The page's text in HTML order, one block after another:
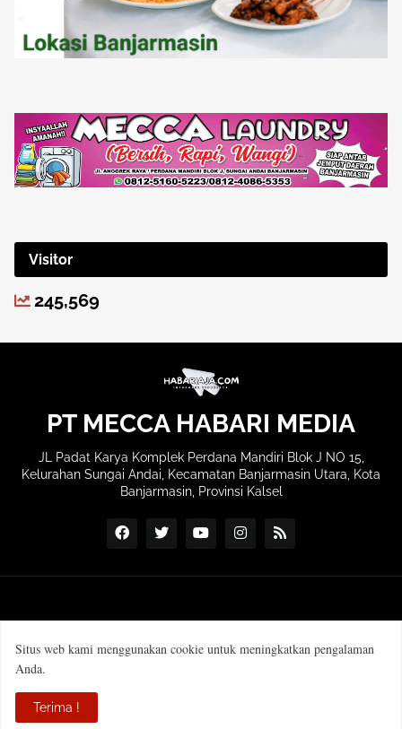
Visitor
245,569
PT MECCA HABARI MEDIA
JL Padat Karya Komplek Perdana Mandiri Blok J NO 15,
Kelurahan Sungai Andai, Kecamatan Banjarmasin Utara, Kota
Banjarmasin, Provinsi Kalsel
Pedoman Media Siber
Situs web kami menggunakan cookie untuk meningkatkan pengalaman
Anda.
Terima !